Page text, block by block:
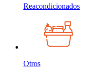
Reacondicionados
Otros